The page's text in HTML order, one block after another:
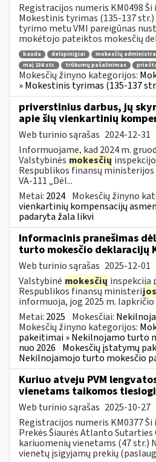
Registracijos numeris KM0498
Mokestinis tyrimas (135-137
tyrimo metu VMI pareigūnas
mokėtojo pateiktos mokesčių
bauda delspinigiai mokesčių
maį 136 str.
trūkumų pašalinimas
Mokesčių žinyno kategorijos:
» Mokestinis tyrimas (135-137
priverstinius darbus, jų
apie šių vienkartinių
Web turinio sąrašas 2024-12-31
Informuojame, kad 2024 m.
Valstybinės mokesčių
Respublikos finansų
VA-111 „Dėl...
Metai: 2024 Mokesčių žinyno
vienkartinių kompensacijų
padaryta žala likvi
Informacinis pranešimas
turto mokesčio deklaracijų
Web turinio sąrašas 2025-12-01
Valstybinė mokesčių inspekcija
Respublikos finansų ministerijos
informuoja, jog 2025 m. lapkričio
Metai: 2025 Mokesčiai:
Mokesčių žinyno kategorijos:
pakeitimai » Nekilnojamo turto
nuo 2026 Mokesčių įstatymų
Nekilnojamojo turto mokesčio
Kuriuo atveju PVM
vienetams taikomos
Web turinio sąrašas 2025-10-27
Registracijos numeris KM0377
Prekės Šiaurės Atlanto
kariuomenių vienetams (47 str.)
vienetų įsigyjamų prekių